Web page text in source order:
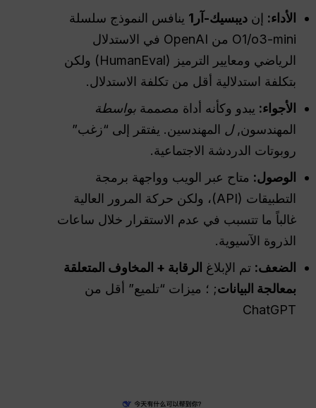
الأداء: إنديبسيك-آر1
ينافس النموذج سلسلة
O1/o3-mini من OpenAI في الاستدلال
الرياضي ومعايير الترميز (HumanEval) ولكن
بتكلفة استدلالية أقل من تكلفة الاستدلال.
الأجواء: يبدو وكأنه أداة مصممةبواسطة
المهندسون,ل المهندسين. يفتقر إلى “زغب”
روبوتات الدردشة الاجتماعية.
الوصول: متاح عبر الويب وواجهة برمجة
التطبيقات (API)، ولكن حركة المرور العالية
غالباً ما تتسبب في عدم الاستقرار خلال ساعات
الذروة الآسيوية.
الضعف: تم الإبلاغ الرقابة + المخاوف المتعلقة
بمعالجة البيانات; ؛ ميزات “تلميع” أقل من
ChatGPT